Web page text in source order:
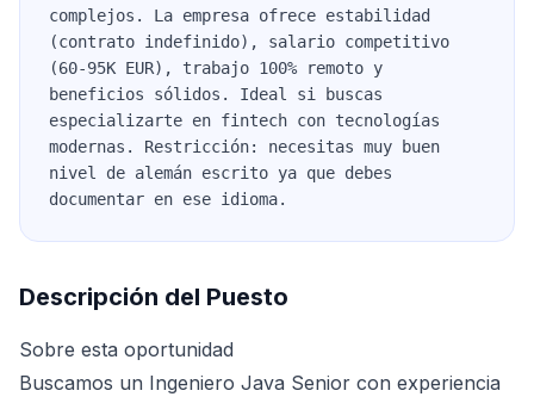
complejos. La empresa ofrece estabilidad
(contrato indefinido), salario competitivo
(60-95K EUR), trabajo 100% remoto y
beneficios sólidos. Ideal si buscas
especializarte en fintech con tecnologías
modernas. Restricción: necesitas muy buen
nivel de alemán escrito ya que debes
documentar en ese idioma.
Descripción del Puesto
Sobre esta oportunidad
Buscamos un Ingeniero Java Senior con experiencia